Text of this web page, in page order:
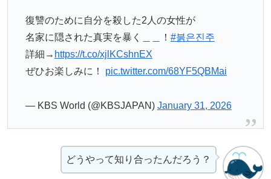
復讐のために自分を殺した2人の女性が
名家に隠された真実を暴く＿＿！ #붉은진주
詳細→ https://t.co/xjlKCshnEX
ぜひお楽しみに！ pic.twitter.com/68YF5QBMai
— KBS World (@KBSJAPAN) January 31, 2026
どうやって知り合ったんだろう？